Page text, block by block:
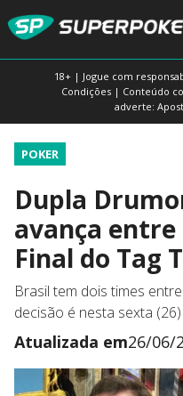
18+ | Jogue com
Condições | Conteúdo
adverte:
POKER
Dupla
avança entre
Final do Tag
Brasil tem dois times
decisão é nesta sexta (26)
Atualizada em26/06/